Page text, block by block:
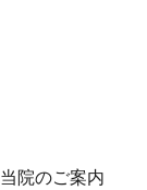
当院のご案内